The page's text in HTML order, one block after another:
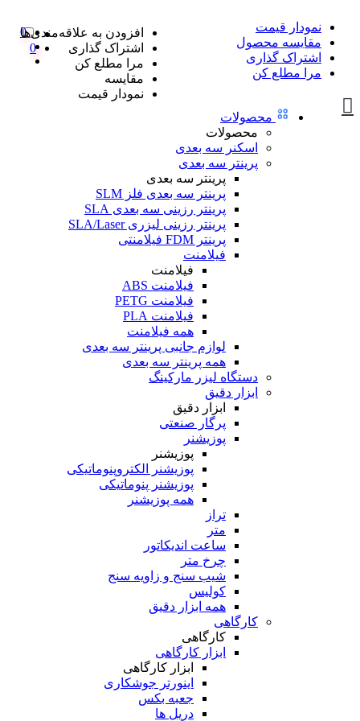
نمودار قیمت
مقایسه محصول
اشتراک گذاری
مرا مطلع کن
0
0
محصولات
محصولات
اسکنر سه بعدی
پرینتر سه بعدی
پرینتر سه بعدی
پرینتر سه بعدی فلز SLM
پرینتر رزینی سه بعدی SLA
پرینتر رزینی لیزری SLA/Laser
پرینتر FDM فیلامنتی
فیلامنت
فیلامنت
فیلامنت ABS
فیلامنت PETG
فیلامنت PLA
همه فیلامنت
لوازم جانبی پرینتر سه بعدی
همه پرینتر سه بعدی
دستگاه لیزر مارکینگ
ابزار دقیق
ابزار دقیق
پرگار صنعتی
پوزیشنر
پوزیشنر
پوزیشنر الکتروپنوماتیکی
پوزیشنر پنوماتیکی
همه پوزیشنر
تراز
متر
ساعت اندیکاتور
چرخ متر
شیب سنج و زاویه سنج
کولیس
همه ابزار دقیق
کارگاهی
کارگاهی
ابزار کارگاهی
ابزار کارگاهی
اینورتر جوشکاری
جعبه بکس
دریل ها
افزودن به علاقه‌مندی‌ها
اشتراک گذاری
مرا مطلع کن
مقایسه
نمودار قیمت